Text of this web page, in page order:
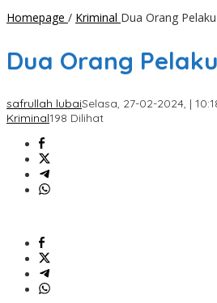
Homepage / Kriminal Dua Orang
Dua Orang
safrullah lubaiSelasa, 27-02-2024, |
Kriminal198 Dilihat